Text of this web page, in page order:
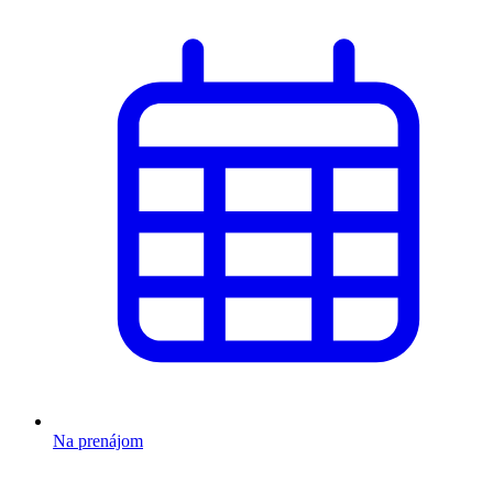
Na prenájom